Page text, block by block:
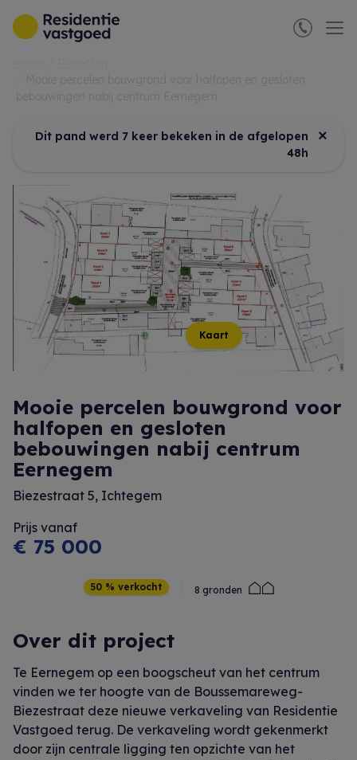
Menu overslaan en naar de inhoud gaan
Dit pand werd 7 keer bekeken in de afgelopen
48h
×
Kaart
Mooie percelen bouwgrond voor
halfopen en gesloten
bebouwingen nabij centrum
Eernegem
Biezestraat 5, Ichtegem
Prijs vanaf
€ 75 000
50 % verkocht 8 gronden
Over dit project
Te Eernegem op een boogscheut van het centrum
vinden we ter hoogte van de Boussemareweg-
Biezestraat deze nieuwe verkaveling van Residentie
Vastgoed terug. De verkaveling wordt gekenmerkt
door zijn centrale ligging ten opzichte van het